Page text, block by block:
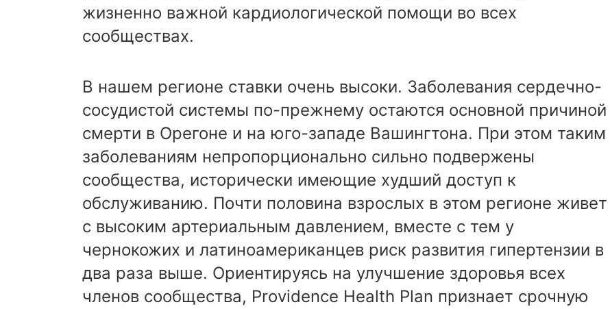
жизненно важной кардиологической помощи во всех
сообществах.
В нашем регионе ставки очень высоки. Заболевания сердечно-
сосудистой системы по-прежнему остаются основной причиной
смерти в Орегоне и на юго-западе Вашингтона. При этом таким
заболеваниям непропорционально сильно подвержены
сообщества, исторически имеющие худший доступ к
обслуживанию. Почти половина взрослых в этом регионе живет
с высоким артериальным давлением, вместе с тем у
чернокожих и латиноамериканцев риск развития гипертензии в
два раза выше. Ориентируясь на улучшение здоровья всех
членов сообщества, Providence Health Plan признает срочную